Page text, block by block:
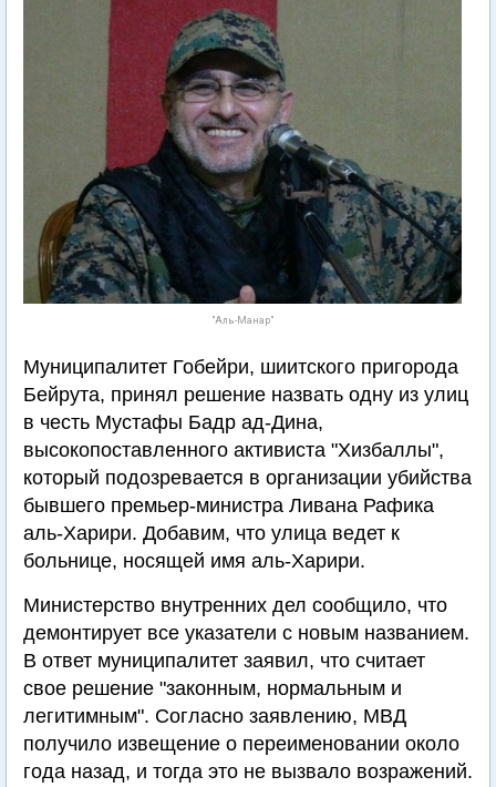
"Аль-Манар"
Муниципалитет Гобейри, шиитского пригорода
Бейрута, принял решение назвать одну из улиц
в честь Мустафы Бадр ад-Дина,
высокопоставленного активиста "Хизбаллы",
который подозревается в организации убийства
бывшего премьер-министра Ливана Рафика
аль-Харири. Добавим, что улица ведет к
больнице, носящей имя аль-Харири.
Министерство внутренних дел сообщило, что
демонтирует все указатели с новым названием.
В ответ муниципалитет заявил, что считает
свое решение "законным, нормальным и
легитимным". Согласно заявлению, МВД
получило извещение о переименовании около
года назад, и тогда это не вызвало возражений.